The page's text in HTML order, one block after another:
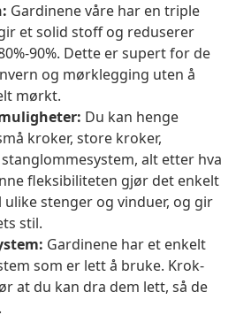
Gardinene våre har en triple
et solid stoff og reduserer
90%. Dette er supert for de
og mørklegging uten å
mørkt.
Du kan henge
kroker, store kroker,
alt etter hva
fleksibiliteten gjør det enkelt
ulike stenger og vinduer, og gir
stil.
Gardinene har et enkelt
som er lett å bruke. Krok-
at du kan dra dem lett, så de